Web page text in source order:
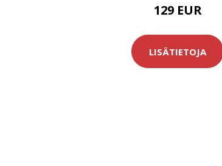
129 EUR
LISÄTIETOJA